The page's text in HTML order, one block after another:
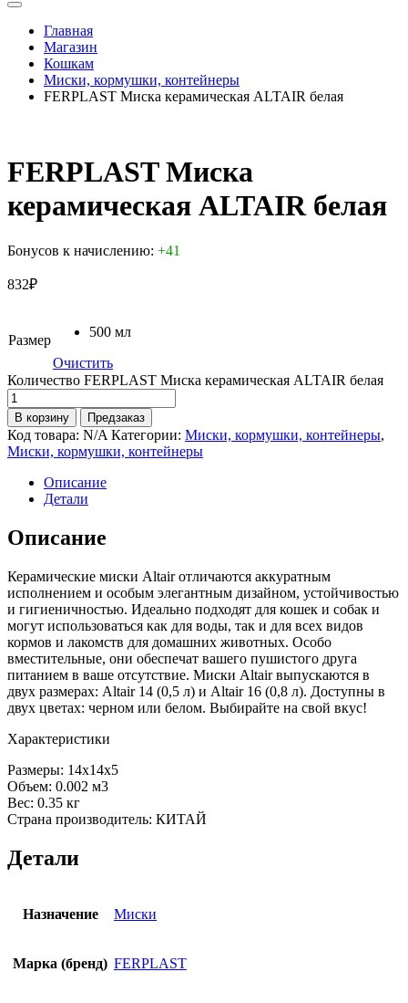
Главная
Магазин
Кошкам
Миски, кормушки, контейнеры
FERPLAST Миска керамическая ALTAIR белая
FERPLAST Миска
керамическая ALTAIR белая
Бонусов к начислению: +41
832₽
Размер
500 мл
Очистить
Количество FERPLAST Миска керамическая ALTAIR белая
В корзину Предзаказ
Код товара: N/A Категории: Миски, кормушки, контейнеры,
Миски, кормушки, контейнеры
Описание
Детали
Описание
Керамические миски Altair отличаются аккуратным
исполнением и особым элегантным дизайном, устойчивостью
и гигиеничностью. Идеально подходят для кошек и собак и
могут использоваться как для воды, так и для всех видов
кормов и лакомств для домашних животных. Особо
вместительные, они обеспечат вашего пушистого друга
питанием в ваше отсутствие. Миски Altair выпускаются в
двух размерах: Altair 14 (0,5 л) и Altair 16 (0,8 л). Доступны в
двух цветах: черном или белом. Выбирайте на свой вкус!
Характеристики
Размеры: 14х14х5
Объем: 0.002 м3
Вес: 0.35 кг
Страна производитель: КИТАЙ
Детали
Назначение Миски
Марка (бренд) FERPLAST